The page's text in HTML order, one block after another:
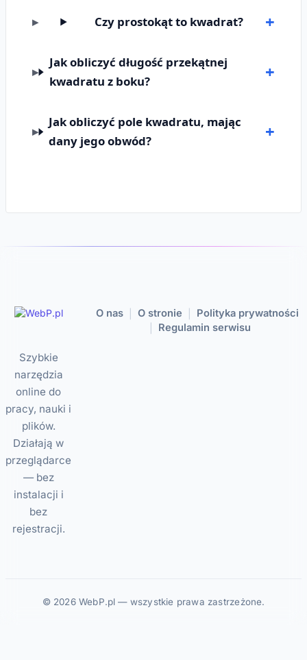
Czy prostokąt to kwadrat?
Jak obliczyć długość przekątnej
kwadratu z boku?
Jak obliczyć pole kwadratu, mając
dany jego obwód?
Szybkie
narzędzia
online do
pracy, nauki i
plików.
Działają w
przeglądarce
— bez
instalacji i
bez
rejestracji.
O nas O stronie Polityka prywatności
Regulamin serwisu
© 2026 WebP.pl — wszystkie prawa zastrzeżone.